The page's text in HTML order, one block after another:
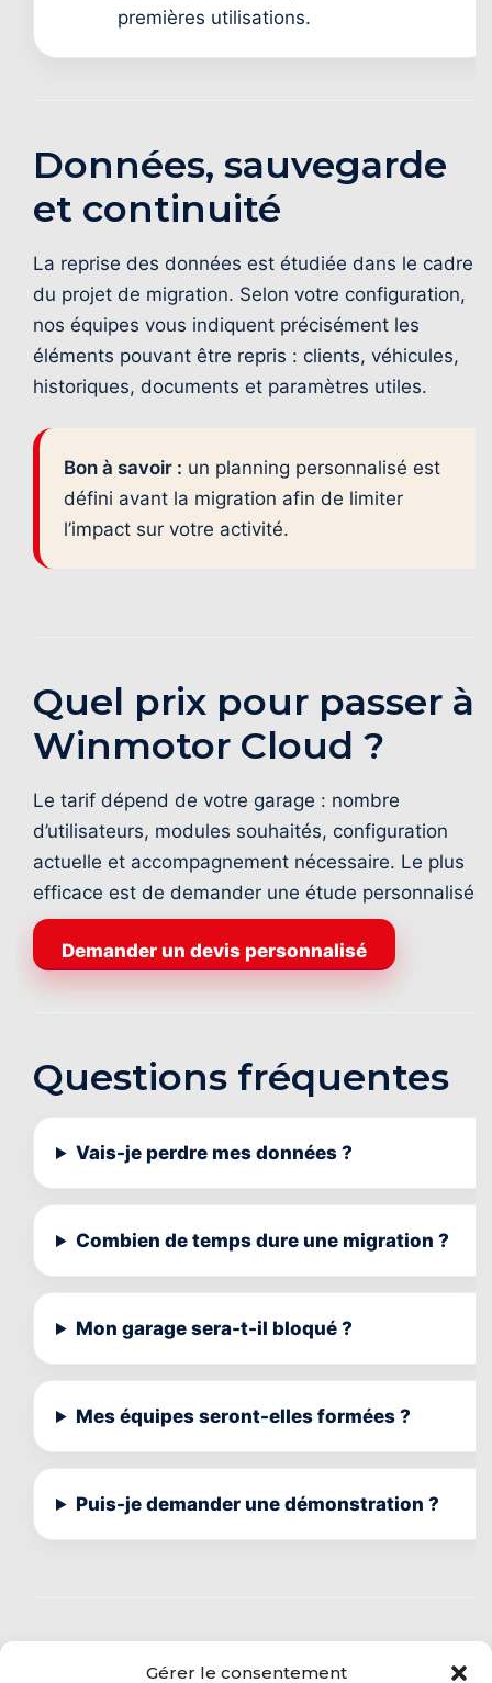
Gérer le consentement
premières utilisations.
Données, sauvegarde
et continuité
La reprise des données est étudiée dans le cadre
du projet de migration. Selon votre configuration,
nos équipes vous indiquent précisément les
éléments pouvant être repris : clients, véhicules,
historiques, documents et paramètres utiles.
Bon à savoir : un planning personnalisé est
défini avant la migration afin de limiter
l’impact sur votre activité.
Quel prix pour passer à
Winmotor Cloud ?
Le tarif dépend de votre garage : nombre
d’utilisateurs, modules souhaités, configuration
actuelle et accompagnement nécessaire. Le plus
efficace est de demander une étude personnalisée.
Demander un devis personnalisé
Questions fréquentes
Vais-je perdre mes données ?
Combien de temps dure une migration ?
Mon garage sera-t-il bloqué ?
Mes équipes seront-elles formées ?
Puis-je demander une démonstration ?